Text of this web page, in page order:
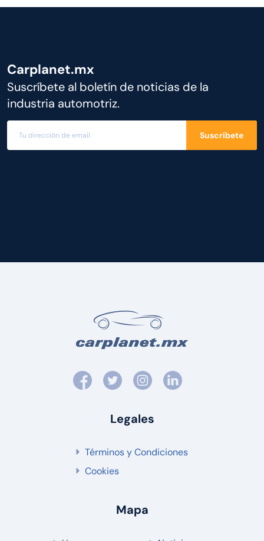
Carplanet.mx
Suscríbete al boletín de noticias de la
industria automotriz.
Suscríbete
Legales
Términos y Condiciones
Cookies
Mapa